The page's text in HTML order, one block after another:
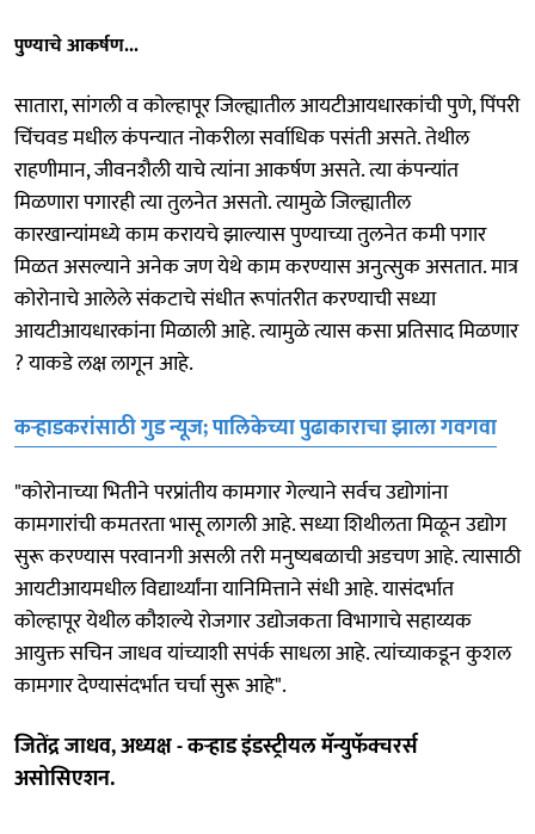
पुण्याचे आकर्षण...
सातारा, सांगली व कोल्हापूर जिल्ह्यातील आयटीआयधारकांची पुणे, पिंपरी
चिंचवड मधील कंपन्यात नोकरीला सर्वाधिक पसंती असते. तेथील
राहणीमान, जीवनशैली याचे त्यांना आकर्षण असते. त्या कंपन्यांत
मिळणारा पगारही त्या तुलनेत असतो. त्यामुळे जिल्ह्यातील
कारखान्यांमध्ये काम करायचे झाल्यास पुण्याच्या तुलनेत कमी पगार
मिळत असल्याने अनेक जण येथे काम करण्यास अनुत्सुक असतात. मात्र
कोरोनाचे आलेले संकटाचे संधीत रूपांतरीत करण्याची सध्या
आयटीआयधारकांना मिळाली आहे. त्यामुळे त्यास कसा प्रतिसाद मिळणार
? याकडे लक्ष लागून आहे.
कऱ्हाडकरांसाठी गुड न्यूज; पालिकेच्या पुढाकाराचा झाला गवगवा
"कोरोनाच्या भितीने परप्रांतीय कामगार गेल्याने सर्वच उद्योगांना
कामगारांची कमतरता भासू लागली आहे. सध्या शिथीलता मिळून उद्योग
सुरू करण्यास परवानगी असली तरी मनुष्यबळाची अडचण आहे. त्यासाठी
आयटीआयमधील विद्यार्थ्यांना यानिमित्ताने संधी आहे. यासंदर्भात
कोल्हापूर येथील कौशल्ये रोजगार उद्योजकता विभागाचे सहाय्यक
आयुक्त सचिन जाधव यांच्याशी सपंर्क साधला आहे. त्यांच्याकडून कुशल
कामगार देण्यासंदर्भात चर्चा सुरू आहे".
जितेंद्र जाधव, अध्यक्ष - कऱ्हाड इंडस्ट्रीयल मॅन्युफॅक्चरर्स
असोसिएशन.